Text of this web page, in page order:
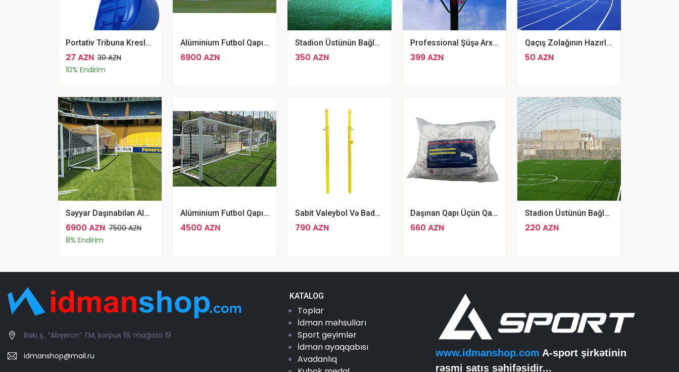
Portativ Tribuna Kresloları Rəng Çeşidli
27 AZN 30 AZN
10% Endirim
Alüminium Futbol Qapısı Stadion Modeli- FT-9001-1
6900 AZN
Stadion Üstünün Bağlanması Qapalı Edilməsi 1 M2
350 AZN
Professional Şüşə Arxalı Basketbol Stendi
399 AZN
Qaçış Zolağının Hazırlanması 1 M2
50 AZN
Səyyar Daşınabilən Alminium Futbol Qapısı Antrenman Model - FT-9002-5
6900 AZN 7500 AZN
8% Endirim
Alüminium Futbol Qapısı 200 X 500 Sm
4500 AZN
Sabit Valeybol Və Badminton Dirəyi
790 AZN
Daşınan Qapı Üçün Qapı Toru 7,32x2,44 M Professional
660 AZN
Stadion Üstünün Bağlanması Qapalı Edilməsi 1 M2
220 AZN
Bakı ş., “Abşeron” TM, korpus 19, mağaza 19
idmanshop@mail.ru
KATALOG
Toplar
İdman məhsulları
Sport geyimlər
İdman ayaqqabısı
Avadanlıq
www.idmanshop.com A-sport şirkətinin
rəsmi satış səhifəsidir...